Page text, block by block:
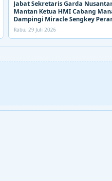
Jabat Sekretaris Garda
Mantan Ketua HMI Cabang
Dampingi Miracle Sengkey
Narkoba
Rabu, 29 Juli 2026